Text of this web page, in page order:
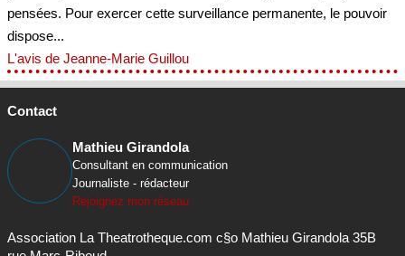
pensées. Pour exercer cette surveillance permanente, le pouvoir
dispose...
L'avis de Jeanne-Marie Guillou
Contact
Mathieu Girandola
Consultant en communication
Journaliste - rédacteur
Rejoignez mon réseau
Association La Theatrotheque.com c§o Mathieu Girandola 35B